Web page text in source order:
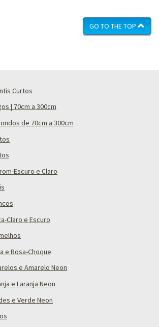
GO TO THE TOP
Curtos
| 70cm a 300cm
de 70cm a 300cm
Escuro e Claro
Claro e Escuro
e Rosa-Choque
e Amarelo Neon
e Laranja Neon
e Verde Neon